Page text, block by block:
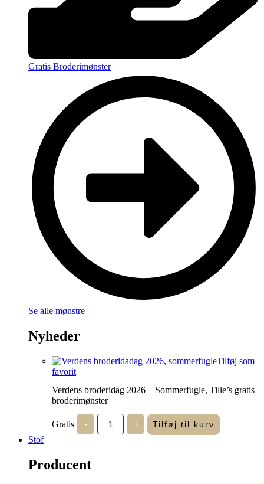
Gratis Broderimønster
Se alle mønstre
Nyheder
Tilføj som
favorit
Verdens broderidag 2026 – Sommerfugle, Tille’s gratis
broderimønster
Gratis -
Verdens
broderidag
2026
+ Tilføj til kurv
Stof
Producent